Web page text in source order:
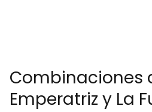
Combinaciones
Emperatriz y La